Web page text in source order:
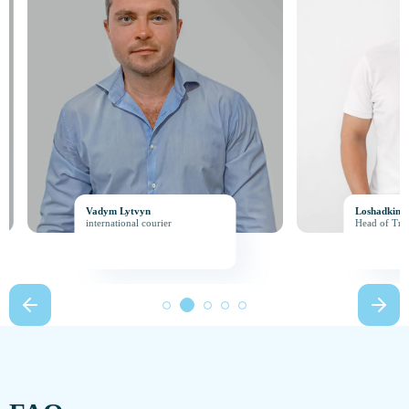
Vadym Lytvyn
international courier
Loshadkin
Head of